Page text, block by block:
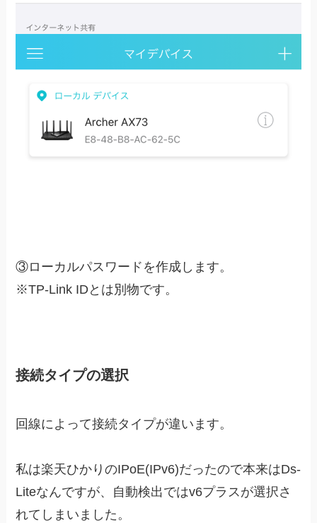
③ローカルパスワードを作成します。
※TP-Link IDとは別物です。
接続タイプの選択
回線によって接続タイプが違います。
私は楽天ひかりのIPoE(IPv6)だったので本来はDs-
Liteなんですが、自動検出ではv6プラスが選択さ
れてしまいました。